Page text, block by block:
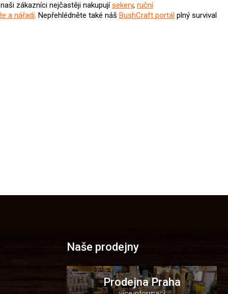
naši zákazníci nejčastěji nakupujísekery, ruční
a nářadí. Nepřehlédněte také náš BushCraft portál plný survival
Naše prodejny
Prodejna Praha